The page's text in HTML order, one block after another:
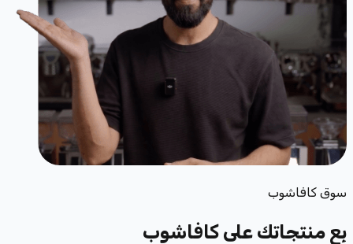
سوق كافاشوب
بِع منتجاتك على كافاشوب